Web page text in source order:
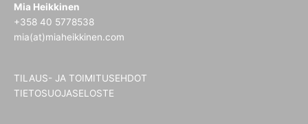
Mia Heikkinen
+358 40 5778538
mia(at)miaheikkinen.com
TILAUS- JA TOIMITUSEHDOT
TIETOSUOJASELOSTE